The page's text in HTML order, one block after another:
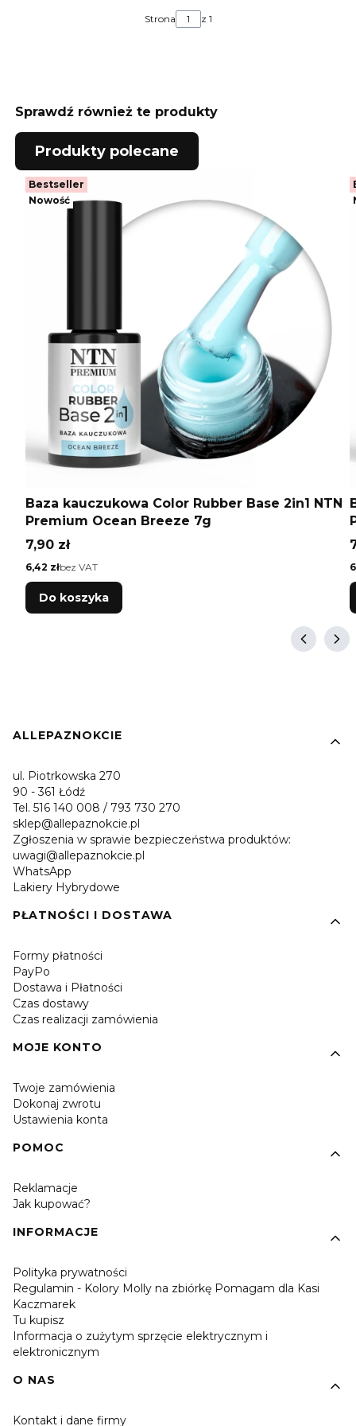
Strona z 1
Sprawdź również te produkty
Produkty polecane
Bestseller
Nowość
Baza kauczukowa Color Rubber Base 2in1 NTN
Premium Ocean Breeze 7g
Cena
7,90 zł
Cena
6,42 złbez VAT
Do koszyka
Linki w stopce
ALLEPAZNOKCIE
ul. Piotrkowska 270
90 - 361 Łódź
Tel. 516 140 008 / 793 730 270
sklep@allepaznokcie.pl
Zgłoszenia w sprawie bezpieczeństwa produktów:
uwagi@allepaznokcie.pl
WhatsApp
Lakiery Hybrydowe
PŁATNOŚCI I DOSTAWA
Formy płatności
PayPo
Dostawa i Płatności
Czas dostawy
Czas realizacji zamówienia
MOJE KONTO
Twoje zamówienia
Dokonaj zwrotu
Ustawienia konta
POMOC
Reklamacje
Jak kupować?
INFORMACJE
Polityka prywatności
Regulamin - Kolory Molly na zbiórkę Pomagam dla Kasi
Kaczmarek
Tu kupisz
Informacja o zużytym sprzęcie elektrycznym i
elektronicznym
O NAS
Kontakt i dane firmy